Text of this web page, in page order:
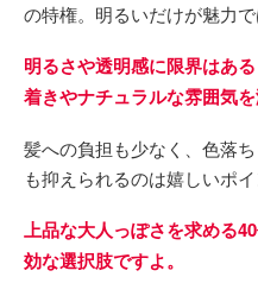
の特権。明るいだけが魅力で
明るさや透明感に限界はあ
着きやナチュラルな雰囲気
髪への負担も少なく、色落
も抑えられるのは嬉しいポイ
上品な大人っぽさを求める
効な選択肢ですよ。